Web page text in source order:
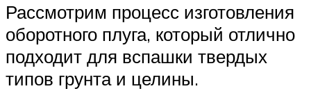
Рассмотрим процесс изготовления
оборотного плуга, который отлично
подходит для вспашки твердых
типов грунта и целины.